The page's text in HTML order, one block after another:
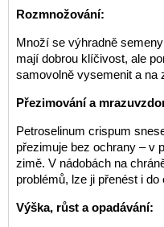
Rozmnožování:
Množí se výhradně
mají dobrou klíčivost, ale
samovolně vysemenit a na
Přezimování a
Petroselinum crispum
přezimuje bez ochrany – v
zimě. V nádobách na
problémů, lze ji přenést i
Výška, růst a opadávání: